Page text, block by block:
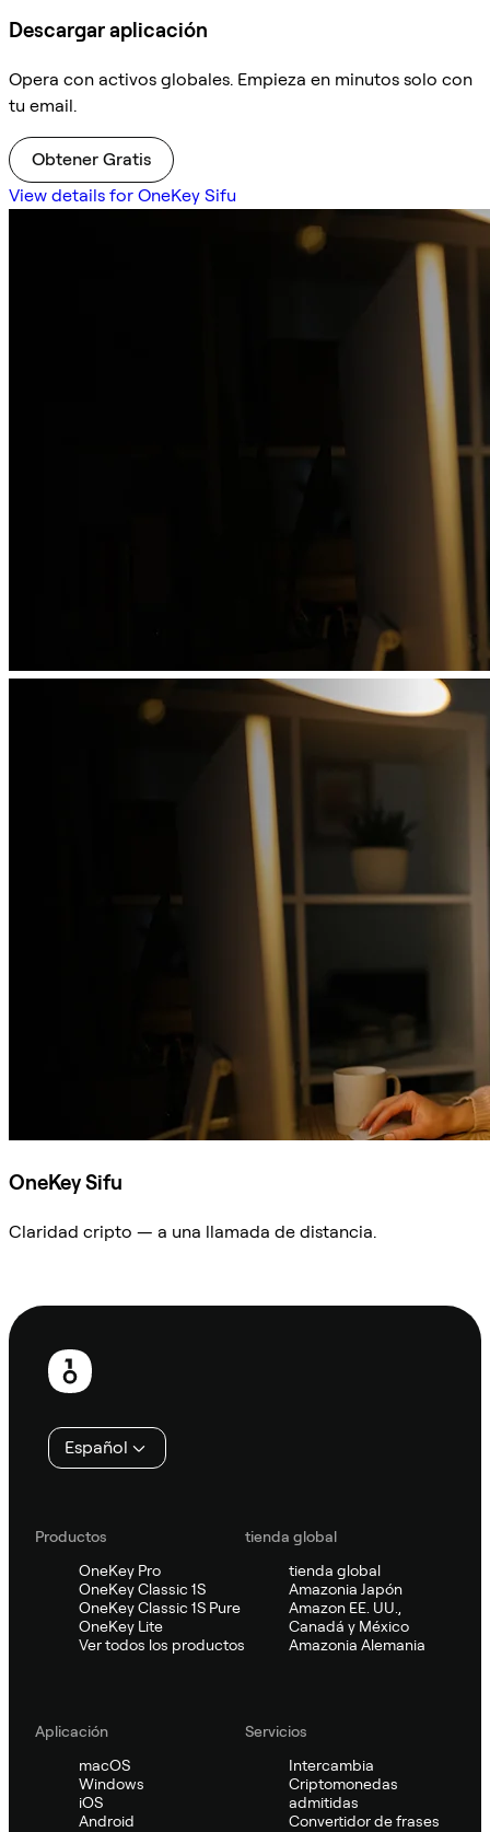
Descargar aplicación
Opera con activos globales. Empieza en minutos solo con
tu email.
Obtener Gratis
View details for OneKey Sifu
OneKey Sifu
Claridad cripto — a una llamada de distancia.
Pie
página
Español
Productos
OneKey Pro
OneKey Classic 1S
OneKey Classic 1S Pure
OneKey Lite
Ver todos los productos
tienda global
tienda global
Amazonia Japón
Amazon EE. UU.,
Canadá y México
Amazonia Alemania
Aplicación
macOS
Windows
iOS
Android
Servicios
Intercambia
Criptomonedas
admitidas
Convertidor de frases